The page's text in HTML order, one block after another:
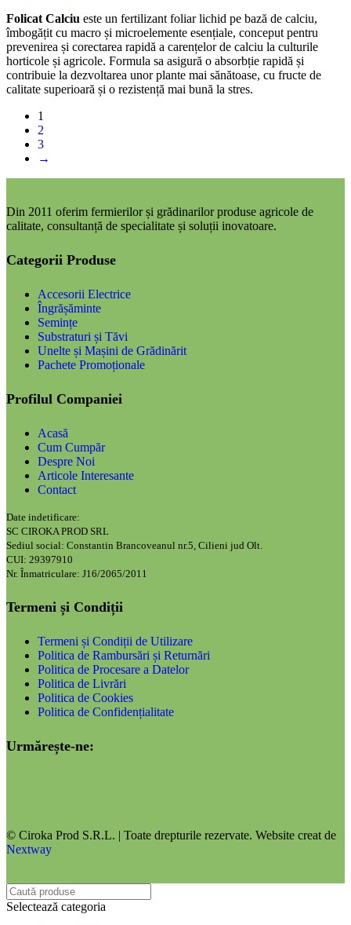
Folicat Calciu este un fertilizant foliar lichid pe bază de calciu,
îmbogățit cu macro și microelemente esențiale, conceput pentru
prevenirea și corectarea rapidă a carențelor de calciu la culturile
horticole și agricole. Formula sa asigură o absorbție rapidă și
contribuie la dezvoltarea unor plante mai sănătoase, cu fructe de
calitate superioară și o rezistență mai bună la stres.
1
2
3
→
Din 2011 oferim fermierilor și grădinarilor produse agricole de
calitate, consultanță de specialitate și soluții inovatoare.
Categorii Produse
Accesorii Electrice
Îngrășăminte
Semințe
Substraturi și Tăvi
Unelte și Mașini de Grădinărit
Pachete Promoționale
Profilul Companiei
Acasă
Cum Cumpăr
Despre Noi
Articole Interesante
Contact
Date indetificare:
SC CIROKA PROD SRL
Sediul social: Constantin Brancoveanul nr.5, Cilieni jud Olt.
CUI: 29397910
Nr. Înmatriculare: J16/2065/2011
Termeni și Condiții
Termeni și Condiții de Utilizare
Politica de Rambursări și Returnări
Politica de Procesare a Datelor
Politica de Livrări
Politica de Cookies
Politica de Confidențialitate
Urmărește-ne:
© Ciroka Prod S.R.L. | Toate drepturile rezervate. Website creat de
Nextway
Selectează categoria